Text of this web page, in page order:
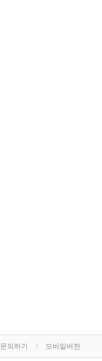
문의하기 모바일버전